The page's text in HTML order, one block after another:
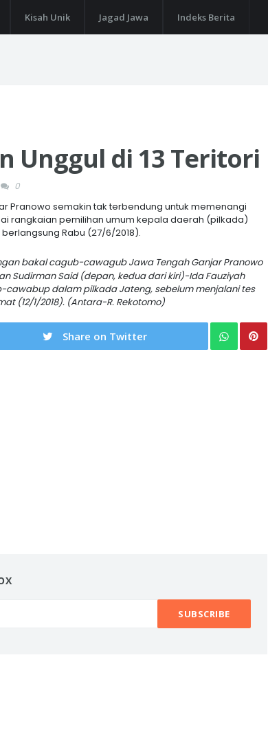
Kisah Unik Jagad Jawa Indeks Berita
Unggul di 13 Teritori
0
Pranowo semakin tak terbendung untuk memenangi
rangkaian pemilihan umum kepala daerah (pilkada)
Rabu (27/6/2018).
bakal cagub-cawagub Jawa Tengah Ganjar Pranowo
Sudirman Said (depan, kedua dari kiri)-Ida Fauziyah
dalam pilkada Jateng, sebelum menjalani tes
(12/1/2018). (Antara-R. Rekotomo)
Share on Twitter